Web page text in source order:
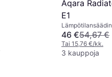
Aqara
E1
Google Assistant
46 €54,67 €
Tai 15,76 €/kk.
3 kauppoja